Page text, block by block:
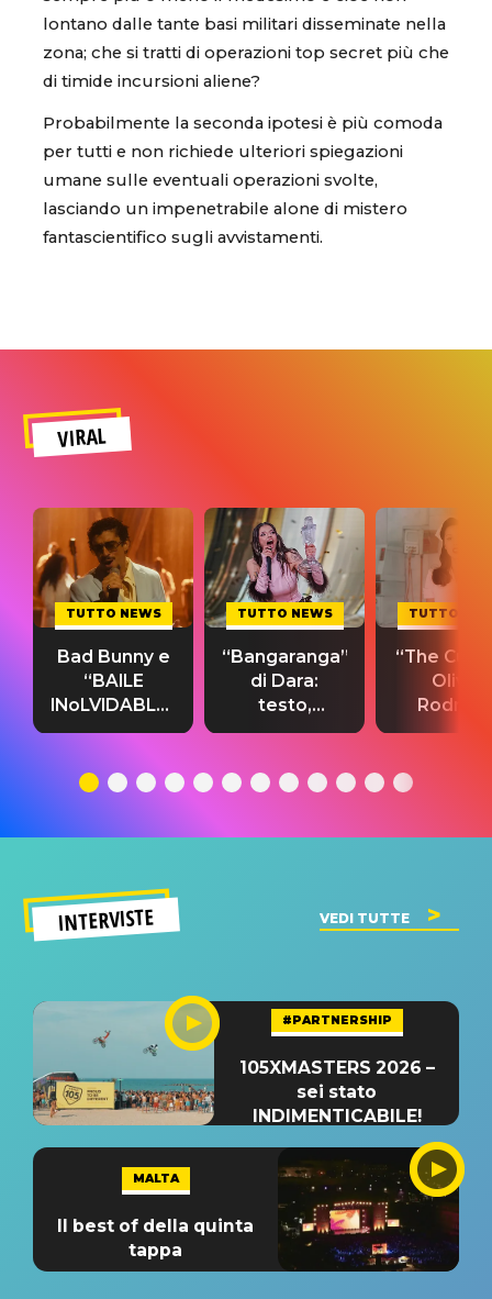
lontano dalle tante basi militari disseminate nella
zona; che si tratti di operazioni top secret più che
di timide incursioni aliene?
Probabilmente la seconda ipotesi è più comoda
per tutti e non richiede ulteriori spiegazioni
umane sulle eventuali operazioni svolte,
lasciando un impenetrabile alone di mistero
fantascientifico sugli avvistamenti.
VIRAL
TUTTO NEWS
Bad Bunny e
“BAILE
INoLVIDABLE”:
testo,
significato
TUTTO NEWS
“Bangaranga”
di Dara:
testo,
traduzione e
del singolo
TUTTO
“The
Olivia
testo,
INTERVISTE VEDI TUTTE
#PARTNERSHIP
105XMASTERS 2026 –
sei stato
INDIMENTICABILE!
MALTA
Il best of della quinta
tappa